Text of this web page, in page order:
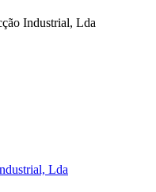
Industrial, Lda
Lda